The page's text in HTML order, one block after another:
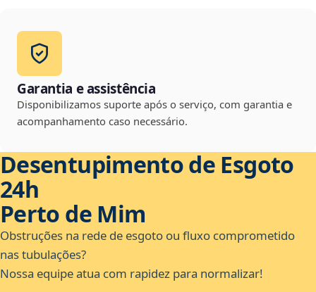
Garantia e assistência
Disponibilizamos suporte após o serviço, com garantia e
acompanhamento caso necessário.
Desentupimento de Esgoto
24h
Perto de Mim
Obstruções na rede de esgoto ou fluxo comprometido
nas tubulações?
Nossa equipe atua com rapidez para normalizar!